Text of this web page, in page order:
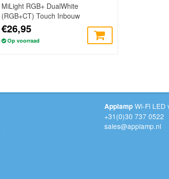
MiLight RGB+ DualWhite
(RGB+CT) Touch Inbouw
wandbediening, 4-zones, RF, 220V
€26,95
Op voorraad
Applamp Wi-Fi LED
+31(0)30 737 0522
sales@applamp.nl